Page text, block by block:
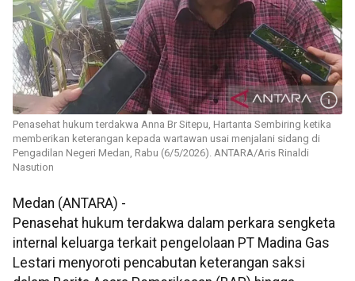
Penasehat hukum terdakwa Anna Br Sitepu, Hartanta Sembiring ketika
memberikan keterangan kepada wartawan usai menjalani sidang di
Pengadilan Negeri Medan, Rabu (6/5/2026). ANTARA/Aris Rinaldi
Nasution
Medan (ANTARA) -
Penasehat hukum terdakwa dalam perkara sengketa
internal keluarga terkait pengelolaan PT Madina Gas
Lestari menyoroti pencabutan keterangan saksi